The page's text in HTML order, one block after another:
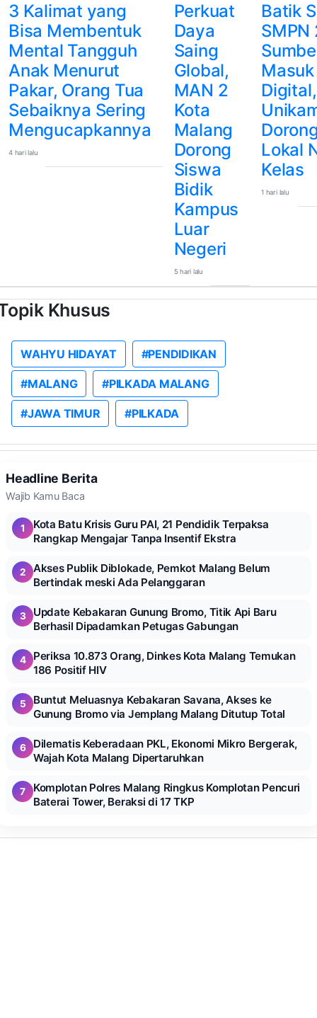
3 Kalimat yang
Bisa Membentuk
Mental Tangguh
Anak Menurut
Pakar, Orang Tua
Sebaiknya Sering
Mengucapkannya
4 hari lalu
Perkuat
Daya
Saing
Global,
MAN 2
Kota
Malang
Dorong
Siswa
Bidik
Kampus
Luar
Negeri
5 hari lalu
Batik
SMPN
Masuk
Digital,
Lokal
Kelas
1 hari lalu
Khusus
WAHYU HIDAYAT #PENDIDIKAN
#MALANG #PILKADA MALANG
#JAWA TIMUR #PILKADA
Headline Berita
Wajib Kamu Baca
1
Kota Batu Krisis Guru PAI, 21 Pendidik Terpaksa
Rangkap Mengajar Tanpa Insentif Ekstra
2
Akses Publik Diblokade, Pemkot Malang Belum
Bertindak meski Ada Pelanggaran
3
Update Kebakaran Gunung Bromo, Titik Api Baru
Berhasil Dipadamkan Petugas Gabungan
4
Periksa 10.873 Orang, Dinkes Kota Malang Temukan
186 Positif HIV
5
Buntut Meluasnya Kebakaran Savana, Akses ke
Gunung Bromo via Jemplang Malang Ditutup Total
6
Dilematis Keberadaan PKL, Ekonomi Mikro Bergerak,
Wajah Kota Malang Dipertaruhkan
7
Komplotan Polres Malang Ringkus Komplotan Pencuri
Baterai Tower, Beraksi di 17 TKP